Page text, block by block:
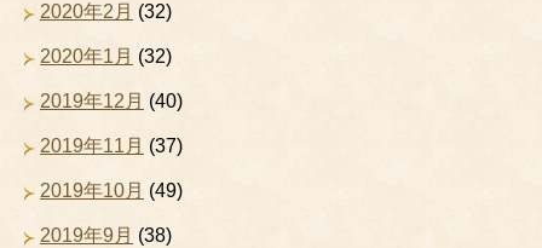
2020年2月 (32)
2020年1月 (32)
2019年12月 (40)
2019年11月 (37)
2019年10月 (49)
2019年9月 (38)